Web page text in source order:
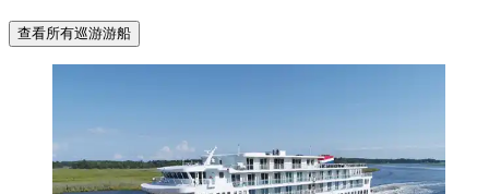
查看所有巡游游船